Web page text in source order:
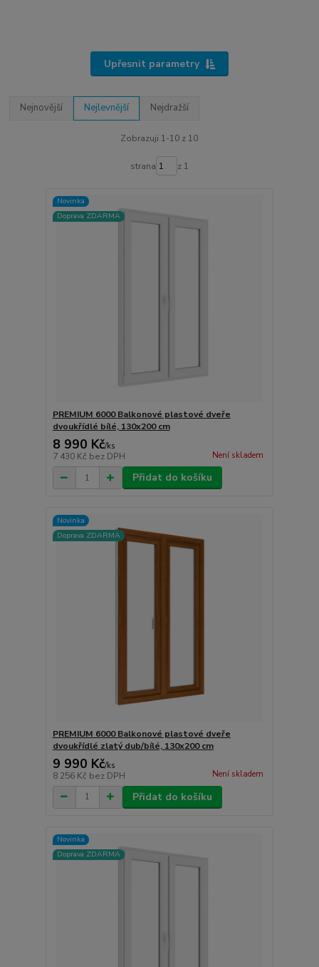
Upřesnit parametry
Nejnovější Nejlevnější Nejdražší
Zobrazuji 1-10 z 10
strana z 1
Novinka
Doprava ZDARMA
PREMIUM 6000 Balkonové plastové dveře
dvoukřídlé bílé, 130x200 cm
8 990 Kč/ks
7 430 Kč bez DPH Není skladem
Přidat do košíku
Novinka
Doprava ZDARMA
PREMIUM 6000 Balkonové plastové dveře
dvoukřídlé zlatý dub/bílé, 130x200 cm
9 990 Kč/ks
8 256 Kč bez DPH Není skladem
Přidat do košíku
Novinka
Doprava ZDARMA